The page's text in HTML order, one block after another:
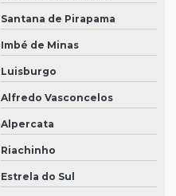
Santana de Pirapama
Imbé de Minas
Luisburgo
Alfredo Vasconcelos
Alpercata
Riachinho
Estrela do Sul